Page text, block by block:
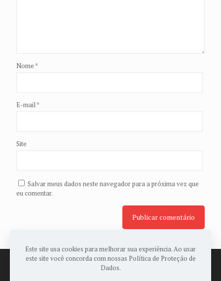
Nome *
E-mail*
Site
Salvar meus dados neste navegador para a próxima vez que
eu comentar.
Este site usa cookies para melhorar sua experiência. Ao usar
este site você concorda com nossas Política de Proteção de
Dados.